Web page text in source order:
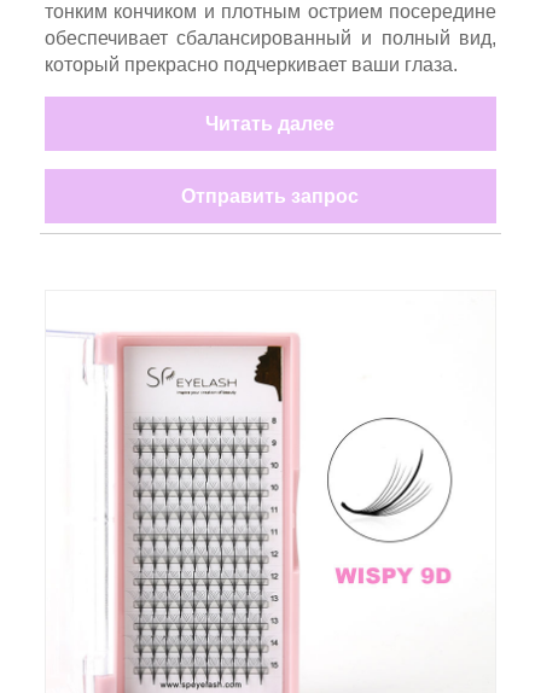
тонким кончиком и плотным острием посередине
обеспечивает сбалансированный и полный вид,
который прекрасно подчеркивает ваши глаза.
Читать далее
Отправить запрос